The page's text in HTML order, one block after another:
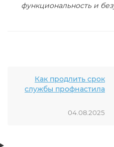
функциональность и
Как продлить срок
службы профнастила
04.08.2025